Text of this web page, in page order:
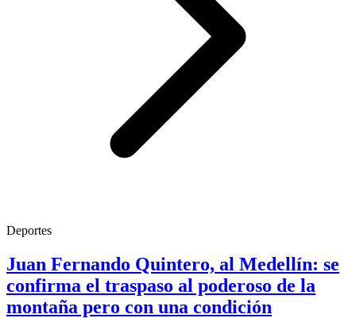
Deportes
Juan Fernando Quintero, al Medellín: se
confirma el traspaso al poderoso de la
montaña pero con una condición